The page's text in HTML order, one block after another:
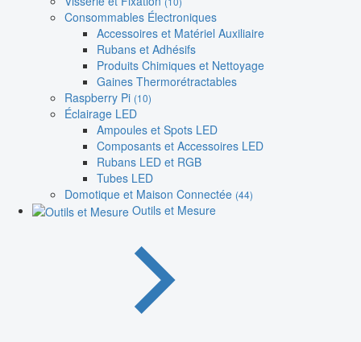
Consommables Électroniques
Accessoires et Matériel Auxiliaire
Rubans et Adhésifs
Produits Chimiques et Nettoyage
Gaines Thermorétractables
Raspberry Pi (10)
Éclairage LED
Ampoules et Spots LED
Composants et Accessoires LED
Rubans LED et RGB
Tubes LED
Domotique et Maison Connectée (44)
Outils et Mesure